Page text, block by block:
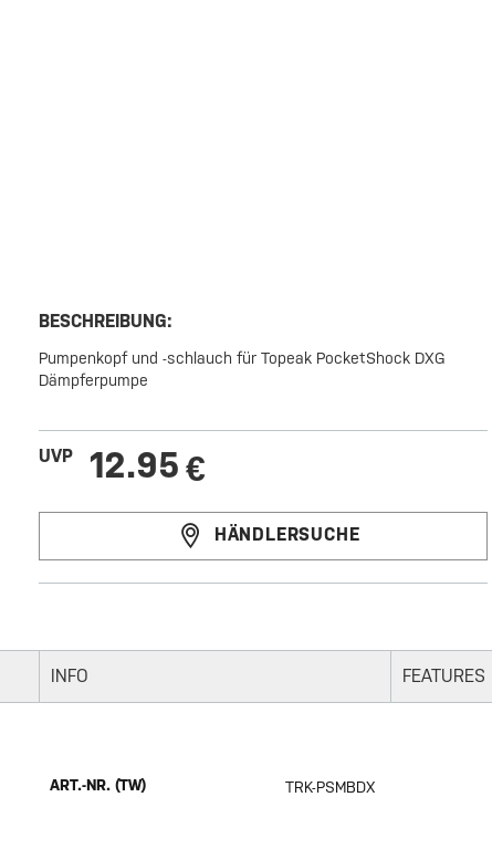
BESCHREIBUNG:
Pumpenkopf und -schlauch für Topeak PocketShock DXG
Dämpferpumpe
UVP 12.95€
HÄNDLERSUCHE
INFO FEATURES
ART.-NR. (TW) TRK-PSMBDX